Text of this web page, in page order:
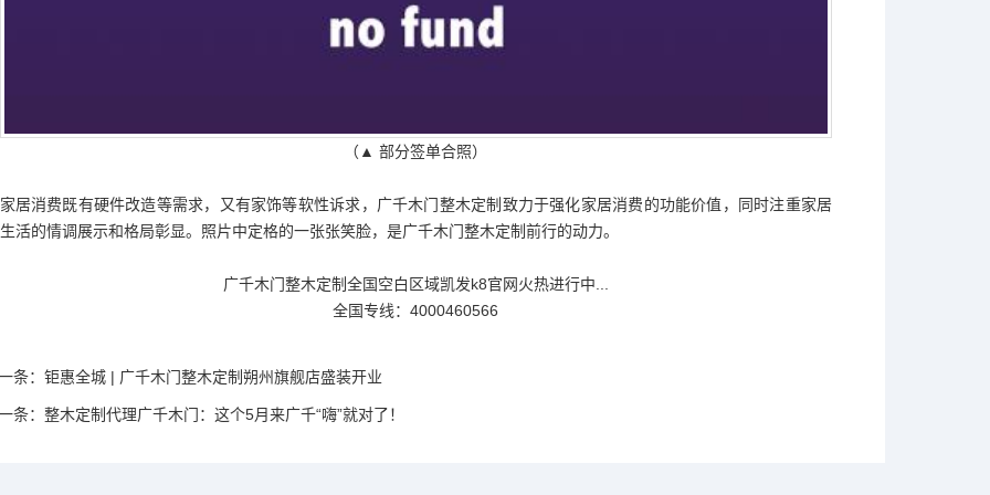
（▲ 部分签单合照）
家居消费既有硬件改造等需求，又有家饰等软性诉求，广千木门整木定制致力于强化家居消费的功能价值，同时注重家居
生活的情调展示和格局彰显。照片中定格的一张张笑脸，是广千木门整木定制前行的动力。
广千木门整木定制全国空白区域凯发k8官网火热进行中...
全国专线：4000460566
条： 钜惠全城 | 广千木门整木定制朔州旗舰店盛装开业
条： 整木定制代理广千木门：这个5月来广千“嗨”就对了！